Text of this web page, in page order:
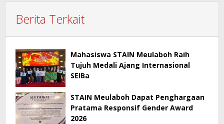
Berita Terkait
Mahasiswa STAIN Meulaboh Raih
Tujuh Medali Ajang Internasional
SEIBa
STAIN Meulaboh Dapat Penghargaan
Pratama Responsif Gender Award
2026